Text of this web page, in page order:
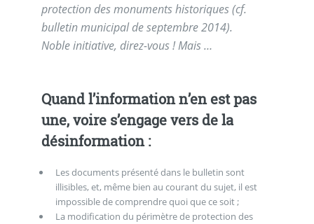
protection des monuments historiques (cf.
bulletin municipal de septembre 2014).
Noble initiative, direz-vous ! Mais …
Quand l’information n’en est pas
une, voire s’engage vers de la
désinformation :
Les documents présenté dans le bulletin sont
illisibles, et, même bien au courant du sujet, il est
impossible de comprendre quoi que ce soit ;
La modification du périmètre de protection des